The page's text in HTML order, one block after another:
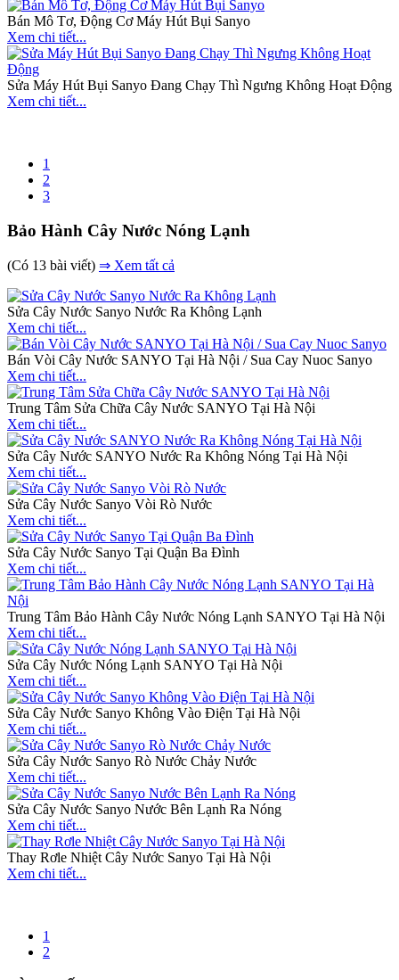
Bán Mô Tơ, Động Cơ Máy Hút Bụi Sanyo
Xem chi tiết...
Sửa Máy Hút Bụi Sanyo Đang Chạy Thì Ngưng Không Hoạt Động
Xem chi tiết...
1
2
3
Bảo Hành Cây Nước Nóng Lạnh
(Có 13 bài viết) ⇒ Xem tất cả
Sửa Cây Nước Sanyo Nước Ra Không Lạnh
Xem chi tiết...
Bán Vòi Cây Nước SANYO Tại Hà Nội / Sua Cay Nuoc Sanyo
Xem chi tiết...
Trung Tâm Sửa Chữa Cây Nước SANYO Tại Hà Nội
Xem chi tiết...
Sửa Cây Nước SANYO Nước Ra Không Nóng Tại Hà Nội
Xem chi tiết...
Sửa Cây Nước Sanyo Vòi Rò Nước
Xem chi tiết...
Sửa Cây Nước Sanyo Tại Quận Ba Đình
Xem chi tiết...
Trung Tâm Bảo Hành Cây Nước Nóng Lạnh SANYO Tại Hà Nội
Xem chi tiết...
Sửa Cây Nước Nóng Lạnh SANYO Tại Hà Nội
Xem chi tiết...
Sửa Cây Nước Sanyo Không Vào Điện Tại Hà Nội
Xem chi tiết...
Sửa Cây Nước Sanyo Rò Nước Chảy Nước
Xem chi tiết...
Sửa Cây Nước Sanyo Nước Bên Lạnh Ra Nóng
Xem chi tiết...
Thay Rơle Nhiệt Cây Nước Sanyo Tại Hà Nội
Xem chi tiết...
1
2